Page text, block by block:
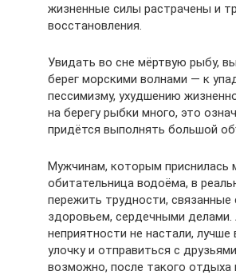
жизненные силы растрачены и
восстановления.
Увидать во сне мёртвую рыбу,
берег морскими волнами — к
пессимизму, ухудшению
на берегу рыбки много, это
придётся выполнять большой
Мужчинам, которым приснилась
обитательница водоёма, в
пережить трудности, связанные
здоровьем, сердечными делами.
неприятности не настали, лучше
улочку и отправиться с
возможно, после такого отдыха